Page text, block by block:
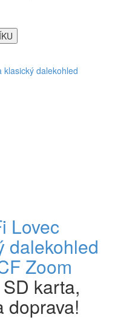
Lovec
dalekohled
Zoom
karta,
doprava!